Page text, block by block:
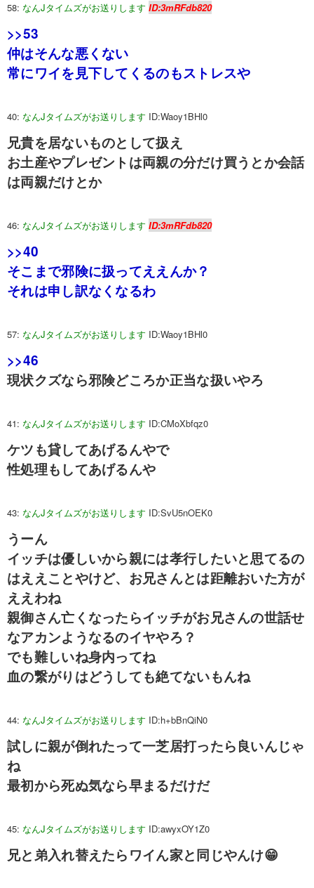
58: なんJタイムズがお送りします ID:3mRFdb820
>>53
仲はそんな悪くない
常にワイを見下してくるのもストレスや
40: なんJタイムズがお送りします ID:Waoy1BHl0
兄貴を居ないものとして扱え
お土産やプレゼントは両親の分だけ買うとか会話
は両親だけとか
46: なんJタイムズがお送りします ID:3mRFdb820
>>40
そこまで邪険に扱ってええんか？
それは申し訳なくなるわ
57: なんJタイムズがお送りします ID:Waoy1BHl0
>>46
現状クズなら邪険どころか正当な扱いやろ
41: なんJタイムズがお送りします ID:CMoXbfqz0
ケツも貸してあげるんやで
性処理もしてあげるんや
43: なんJタイムズがお送りします ID:SvU5nOEK0
うーん
イッチは優しいから親には孝行したいと思てるの
はええことやけど、お兄さんとは距離おいた方が
ええわね
親御さん亡くなったらイッチがお兄さんの世話せ
なアカンようなるのイヤやろ？
でも難しいね身内ってね
血の繋がりはどうしても絶てないもんね
44: なんJタイムズがお送りします ID:h+bBnQiN0
試しに親が倒れたって一芝居打ったら良いんじゃ
ね
最初から死ぬ気なら早まるだけだ
45: なんJタイムズがお送りします ID:awyxOY1Z0
兄と弟入れ替えたらワイん家と同じやんけ😁